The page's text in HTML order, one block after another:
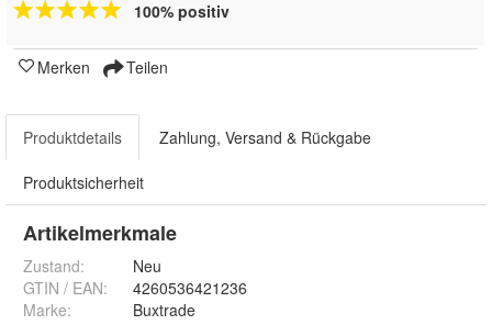
100% positiv
Merken Teilen
Produktdetails Zahlung, Versand & Rückgabe
Produktsicherheit
Artikelmerkmale
Zustand:
Neu
GTIN / EAN:
4260536421236
Marke:
Buxtrade